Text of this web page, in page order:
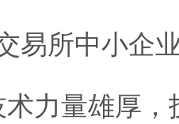
易所中小企
术力量雄厚